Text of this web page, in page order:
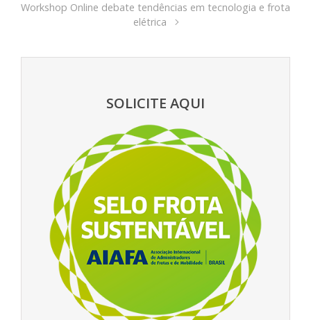
Workshop Online debate tendências em tecnologia e frota
elétrica
SOLICITE AQUI